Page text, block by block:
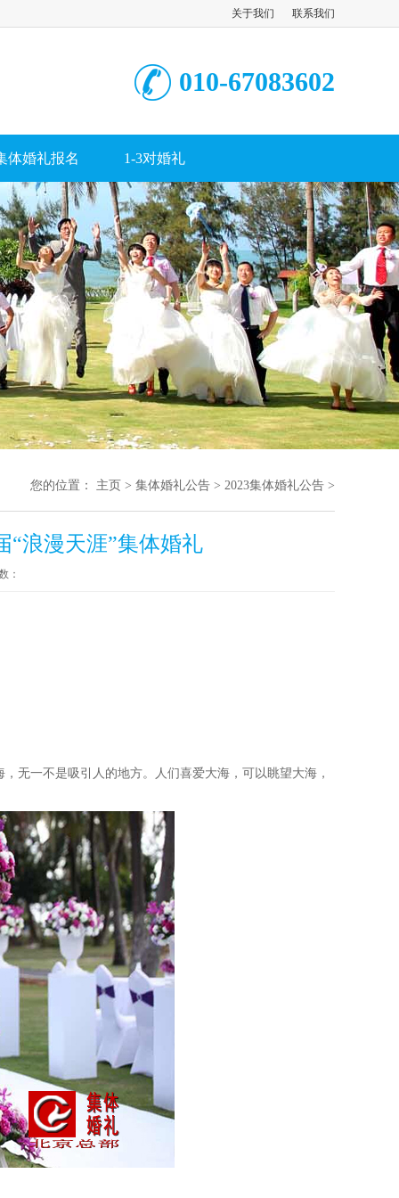
关于我们 联系我们
010-67083602
体婚礼报名 1-3对婚礼
您的位置： 主页 > 集体婚礼公告 > 2023集体婚礼公告 >
“浪漫天涯”集体婚礼
：
无一不是吸引人的地方。人们喜爱大海，可以眺望大海，